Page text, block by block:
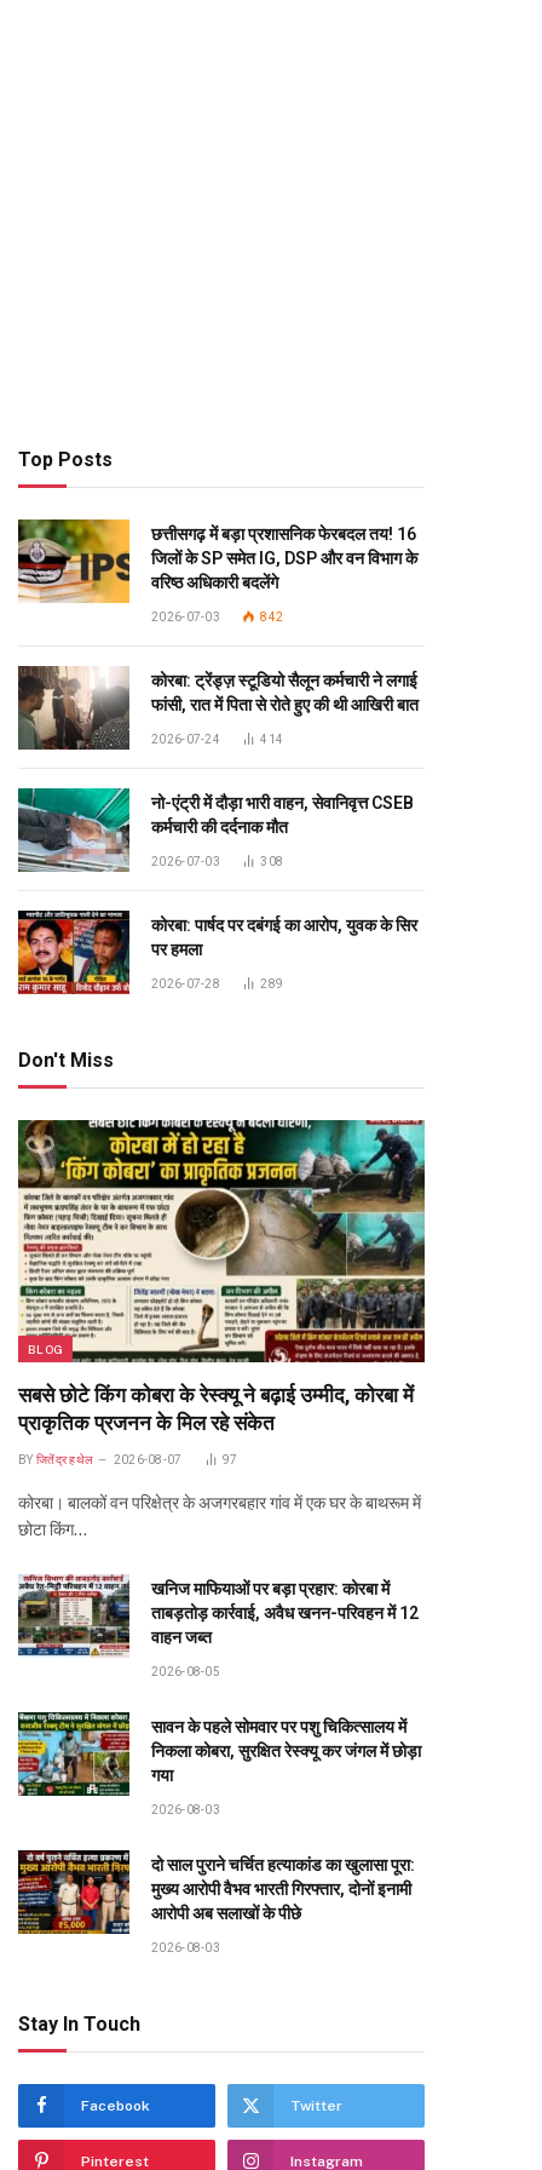
Top Posts
छत्तीसगढ़ में बड़ा प्रशासनिक फेरबदल तय! 16
जिलों के SP समेत IG, DSP और वन विभाग के
वरिष्ठ अधिकारी बदलेंगे
2026-07-03 842
कोरबा: ट्रेंड्ज़ स्टूडियो सैलून कर्मचारी ने लगाई
फांसी, रात में पिता से रोते हुए की थी आखिरी बात
2026-07-24 414
नो-एंट्री में दौड़ा भारी वाहन, सेवानिवृत्त CSEB
कर्मचारी की दर्दनाक मौत
2026-07-03 308
कोरबा: पार्षद पर दबंगई का आरोप, युवक के सिर
पर हमला
2026-07-28 289
Don't Miss
BLOG
सबसे छोटे किंग कोबरा के रेस्क्यू ने बढ़ाई उम्मीद, कोरबा में
प्राकृतिक प्रजनन के मिल रहे संकेत
BY जितेंद्र हथेल 2026-08-07 97
कोरबा। बालकों वन परिक्षेत्र के अजगरबहार गांव में एक घर के बाथरूम में
छोटा किंग…
खनिज माफियाओं पर बड़ा प्रहार: कोरबा में
ताबड़तोड़ कार्रवाई, अवैध खनन-परिवहन में 12
वाहन जब्त
2026-08-05
सावन के पहले सोमवार पर पशु चिकित्सालय में
निकला कोबरा, सुरक्षित रेस्क्यू कर जंगल में छोड़ा
गया
2026-08-03
दो साल पुराने चर्चित हत्याकांड का खुलासा पूरा:
मुख्य आरोपी वैभव भारती गिरफ्तार, दोनों इनामी
आरोपी अब सलाखों के पीछे
2026-08-03
Stay In Touch
Facebook Twitter
Pinterest Instagram